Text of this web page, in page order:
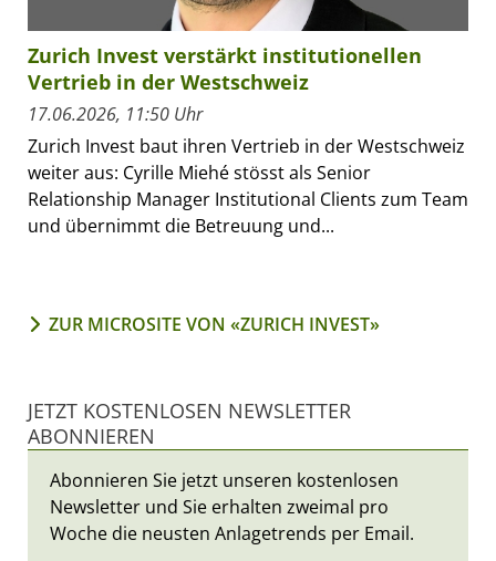
Zurich Invest verstärkt institutionellen
Vertrieb in der Westschweiz
17.06.2026, 11:50 Uhr
Zurich Invest baut ihren Vertrieb in der Westschweiz
weiter aus: Cyrille Miehé stösst als Senior
Relationship Manager Institutional Clients zum Team
und übernimmt die Betreuung und...
ZUR MICROSITE VON «ZURICH INVEST»
JETZT KOSTENLOSEN NEWSLETTER
ABONNIEREN
Abonnieren Sie jetzt unseren kostenlosen
Newsletter und Sie erhalten zweimal pro
Woche die neusten Anlagetrends per Email.